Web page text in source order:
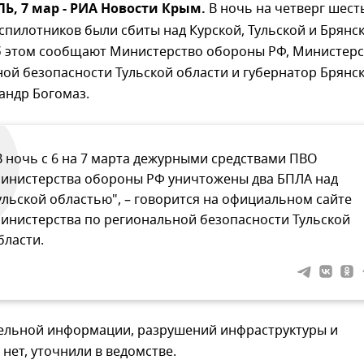
7 мар - РИА Новости Крым. В ночь на четверг
были сбиты над Курской, Тульской и
этом сообщают Министерство обороны РФ,
безопасности Тульской области и губернатор
Богомаз.
ночь с 6 на 7 марта дежурными средствами ПВО
обороны РФ уничтожены два БПЛА над
областью", – говорится на официальном сайте
по региональной безопасности Тульской
информации, разрушений инфраструктуры и
уточнили в ведомстве.